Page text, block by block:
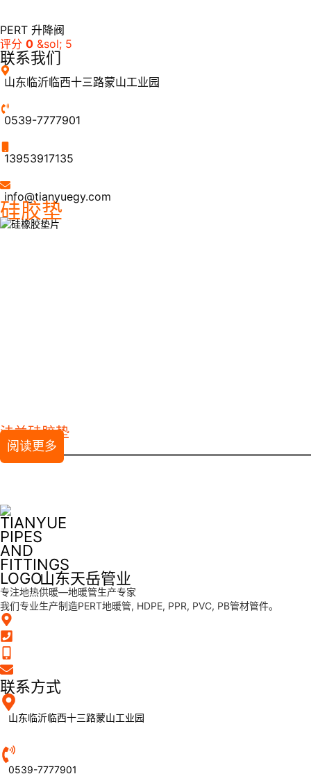
PERT 升降阀
评分 0 &sol; 5
联系我们
山东临沂临西十三路蒙山工业园
0539-7777901
13953917135
info@tianyuegy.com
硅胶垫
法兰硅胶垫
阅读更多
山东天岳管业
专注地热供暖—地暖管生产专家
我们专业生产制造PERT地暖管, HDPE, PPR, PVC, PB管材管件。
联系方式
山东临沂临西十三路蒙山工业园
0539-7777901